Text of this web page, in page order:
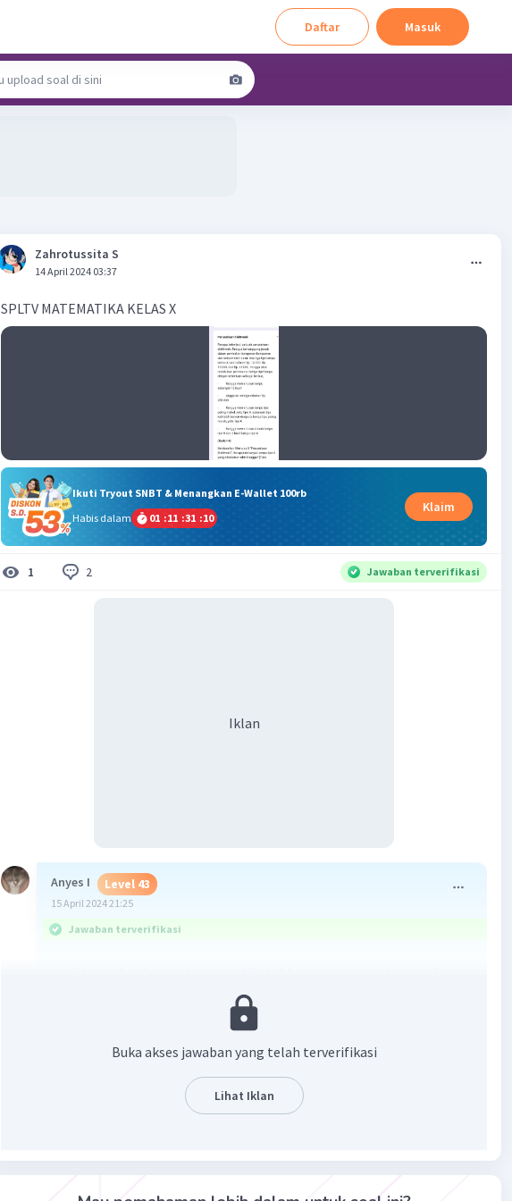
Daftar Masuk
Zahrotussita S
14 April 2024 03:37
SPLTV MATEMATIKA KELAS X
Ikuti Tryout SNBT & Menangkan E-Wallet 100rb
Habis dalam
01 :11 :31 :09
Klaim
1 2 Jawaban terverifikasi
Iklan
Anyes I Level 43
15 April 2024 21:25
Jawaban terverifikasi
Beri Rating
Buka akses jawaban yang telah terverifikasi
Lihat Iklan